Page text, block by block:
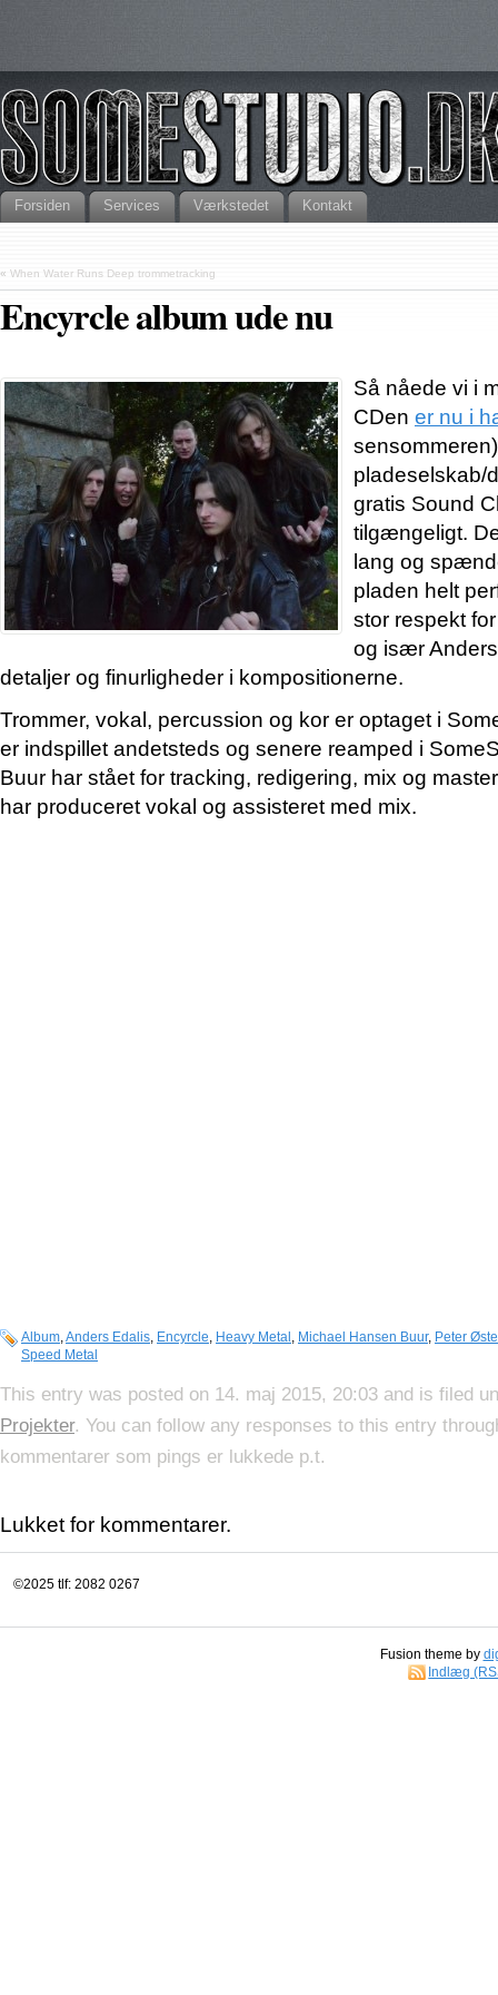
Forsiden Services Værkstedet Kontakt
« When Water Runs Deep trommetracking
Encyrcle album ude nu
Så nåede vi i
CDen er nu i
pladeselskab/
gratis Sound
tilgængeligt.
lang og
pladen helt
stor respekt
og især Anders
detaljer og finurligheder i kompositionerne.
Trommer, vokal, percussion og kor er optaget i
er indspillet andetsteds og senere reamped i
Buur har stået for tracking, redigering, mix og
har produceret vokal og assisteret med mix.
Album,Anders Edalis, Encyrcle, Heavy Metal , Michael Hansen Buur, Peter
Speed Metal
This entry was posted on 14. maj 2015, 20:03 and is filed
Projekter. You can follow any responses to this entry
kommentarer som pings er lukkede p.t.
Lukket for kommentarer.
©2025 tlf: 2082 0267
Fusion theme by
Indlæg